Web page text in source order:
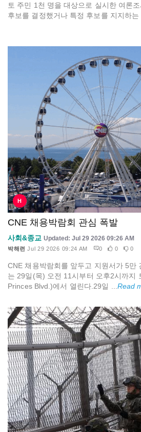
토 주민 1천 명을 대상으로 실시한 여론
후보를 결정했거나 특정 후보를 지지하는
H
CNE 채용박람회 관심 폭발
사회&종교 Updated: Jul 29 2026 09:26 AM
박해련 Jul 29 2026 09:24 AM 0 0 0
CNE 채용박람회를 앞두고 지원서가 5만
는 29일(목) 오전 11시부터 오후2시까지
Princes Blvd.)에서 열린다.29일 ...Read